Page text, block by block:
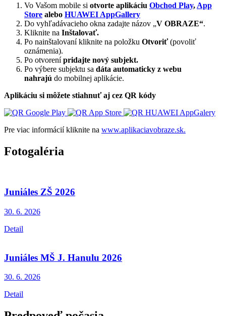
Vo Vašom mobile si otvorte aplikáciu Obchod Play, App
Store alebo HUAWEI AppGallery
Do vyhľadávacieho okna zadajte názov „V OBRAZE“.
Kliknite na Inštalovať.
Po nainštalovaní kliknite na položku Otvoriť(povoliť
oznámenia).
Po otvorenípridajte nový subjekt.
Po výbere subjektu sa dáta automaticky z webu
nahrajú do mobilnej aplikácie.
Aplikáciu si môžete stiahnuť aj cez QR kódy
Pre viac informácií kliknite na www.aplikaciavobraze.sk.
Fotogaléria
Juniáles ZŠ 2026
30. 6. 2026
Detail
Juniáles MŠ J. Hanulu 2026
30. 6. 2026
Detail